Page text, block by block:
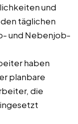
und
täglichen
und Nebenjob-
haben
planbare
die